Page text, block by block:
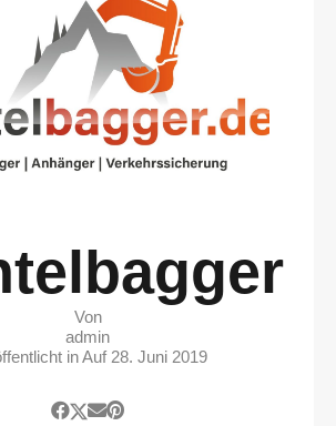
Von
admin
in Auf 28. Juni 2019